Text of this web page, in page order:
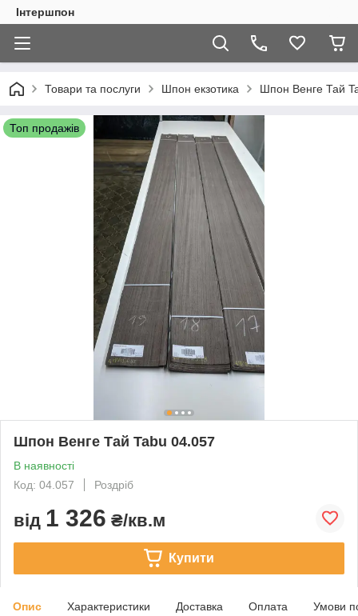
Інтершпон
Товари та послуги Шпон екзотика Шпон Венге Тай
Топ продажів
Шпон Венге Тай Tabu 04.057
В наявності
Код: 04.057
Роздріб
від 1 326 ₴/кв.м
Купити
Опис Характеристики Доставка Оплата Умови